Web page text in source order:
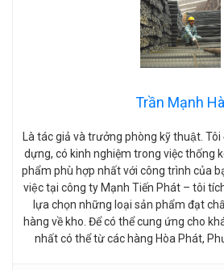
Trần Mạnh Hà
Là tác giả và trưởng phòng kỹ thuật.
dựng, có kinh nghiệm trong việc thống
phẩm phù hợp nhất với công trình của
việc tại công ty Mạnh Tiến Phát – tôi
lựa chọn những loại sản phẩm đạt
hàng về kho. Để có thể cung ứng cho
nhất có thể từ các hàng Hòa Phát,